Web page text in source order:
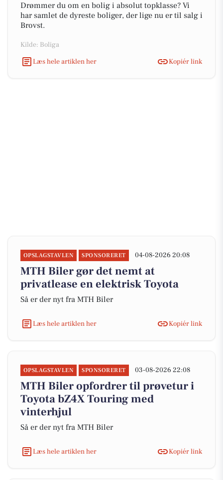
Drømmer du om en bolig i absolut topklasse? Vi
har samlet de dyreste boliger, der lige nu er til salg i
Brovst.
Kilde: Boliga
Læs hele artiklen her
Kopiér link
OPSLAGSTAVLEN SPONSORERET 04-08-2026 20:08
MTH Biler gør det nemt at
privatlease en elektrisk Toyota
Så er der nyt fra MTH Biler
Læs hele artiklen her Kopiér link
OPSLAGSTAVLEN SPONSORERET 03-08-2026 22:08
MTH Biler opfordrer til prøvetur i
Toyota bZ4X Touring med
vinterhjul
Så er der nyt fra MTH Biler
Læs hele artiklen her Kopiér link